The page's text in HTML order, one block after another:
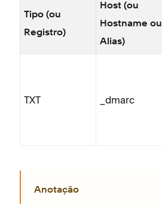
Tipo (ou
Registro)
Host (ou
Hostname ou
Alias)
TXT _dmarc
Anotação